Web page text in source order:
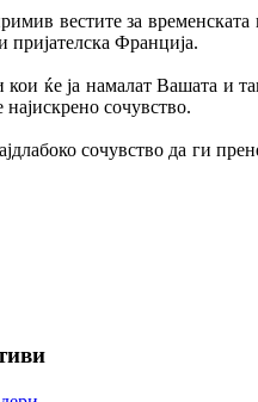
вестите за временската
пријателска Франција.
ќе ја намалат Вашата и
сочувство.
сочувство да ги